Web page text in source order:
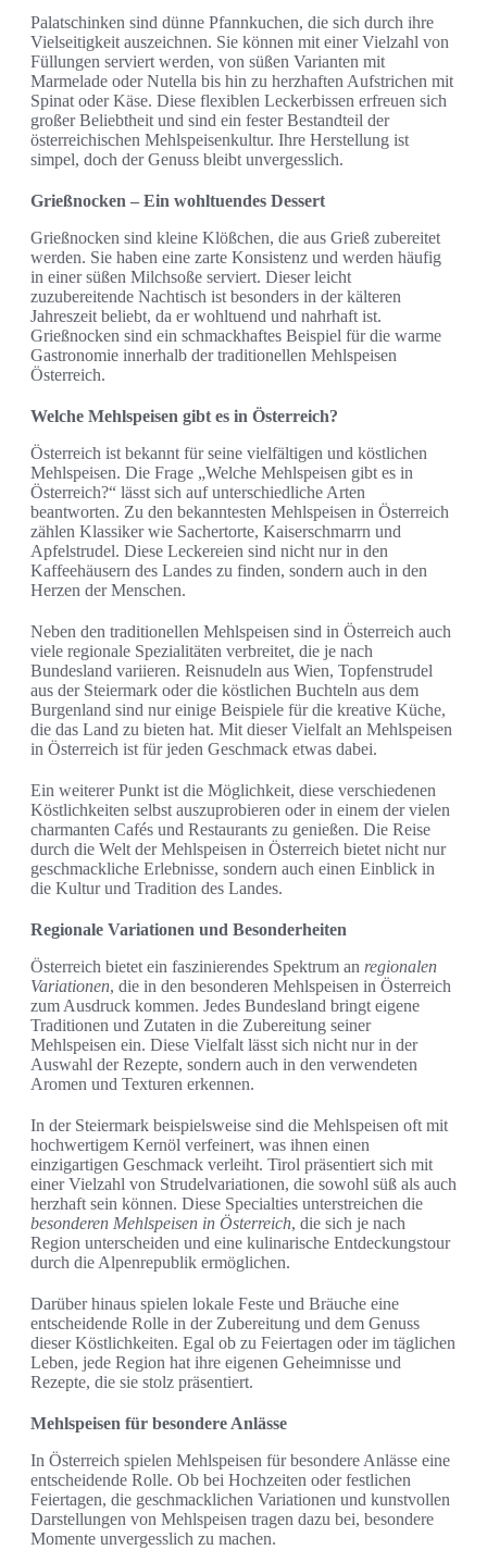
Palatschinken sind dünne Pfannkuchen, die sich durch ihre
Vielseitigkeit auszeichnen. Sie können mit einer Vielzahl von
Füllungen serviert werden, von süßen Varianten mit
Marmelade oder Nutella bis hin zu herzhaften Aufstrichen mit
Spinat oder Käse. Diese flexiblen Leckerbissen erfreuen sich
großer Beliebtheit und sind ein fester Bestandteil der
österreichischen Mehlspeisenkultur. Ihre Herstellung ist
simpel, doch der Genuss bleibt unvergesslich.
Grießnocken – Ein wohltuendes Dessert
Grießnocken sind kleine Klößchen, die aus Grieß zubereitet
werden. Sie haben eine zarte Konsistenz und werden häufig
in einer süßen Milchsoße serviert. Dieser leicht
zuzubereitende Nachtisch ist besonders in der kälteren
Jahreszeit beliebt, da er wohltuend und nahrhaft ist.
Grießnocken sind ein schmackhaftes Beispiel für die warme
Gastronomie innerhalb der traditionellen Mehlspeisen
Österreich.
Welche Mehlspeisen gibt es in Österreich?
Österreich ist bekannt für seine vielfältigen und köstlichen
Mehlspeisen. Die Frage „Welche Mehlspeisen gibt es in
Österreich?“ lässt sich auf unterschiedliche Arten
beantworten. Zu den bekanntesten Mehlspeisen in Österreich
zählen Klassiker wie Sachertorte, Kaiserschmarrn und
Apfelstrudel. Diese Leckereien sind nicht nur in den
Kaffeehäusern des Landes zu finden, sondern auch in den
Herzen der Menschen.
Neben den traditionellen Mehlspeisen sind in Österreich auch
viele regionale Spezialitäten verbreitet, die je nach
Bundesland variieren. Reisnudeln aus Wien, Topfenstrudel
aus der Steiermark oder die köstlichen Buchteln aus dem
Burgenland sind nur einige Beispiele für die kreative Küche,
die das Land zu bieten hat. Mit dieser Vielfalt an Mehlspeisen
in Österreich ist für jeden Geschmack etwas dabei.
Ein weiterer Punkt ist die Möglichkeit, diese verschiedenen
Köstlichkeiten selbst auszuprobieren oder in einem der vielen
charmanten Cafés und Restaurants zu genießen. Die Reise
durch die Welt der Mehlspeisen in Österreich bietet nicht nur
geschmackliche Erlebnisse, sondern auch einen Einblick in
die Kultur und Tradition des Landes.
Regionale Variationen und Besonderheiten
Österreich bietet ein faszinierendes Spektrum an regionalen
Variationen, die in den besonderen Mehlspeisen in Österreich
zum Ausdruck kommen. Jedes Bundesland bringt eigene
Traditionen und Zutaten in die Zubereitung seiner
Mehlspeisen ein. Diese Vielfalt lässt sich nicht nur in der
Auswahl der Rezepte, sondern auch in den verwendeten
Aromen und Texturen erkennen.
In der Steiermark beispielsweise sind die Mehlspeisen oft mit
hochwertigem Kernöl verfeinert, was ihnen einen
einzigartigen Geschmack verleiht. Tirol präsentiert sich mit
einer Vielzahl von Strudelvariationen, die sowohl süß als auch
herzhaft sein können. Diese Specialties unterstreichen die
besonderen Mehlspeisen in Österreich, die sich je nach
Region unterscheiden und eine kulinarische Entdeckungstour
durch die Alpenrepublik ermöglichen.
Darüber hinaus spielen lokale Feste und Bräuche eine
entscheidende Rolle in der Zubereitung und dem Genuss
dieser Köstlichkeiten. Egal ob zu Feiertagen oder im täglichen
Leben, jede Region hat ihre eigenen Geheimnisse und
Rezepte, die sie stolz präsentiert.
Mehlspeisen für besondere Anlässe
In Österreich spielen Mehlspeisen für besondere Anlässe eine
entscheidende Rolle. Ob bei Hochzeiten oder festlichen
Feiertagen, die geschmacklichen Variationen und kunstvollen
Darstellungen von Mehlspeisen tragen dazu bei, besondere
Momente unvergesslich zu machen.